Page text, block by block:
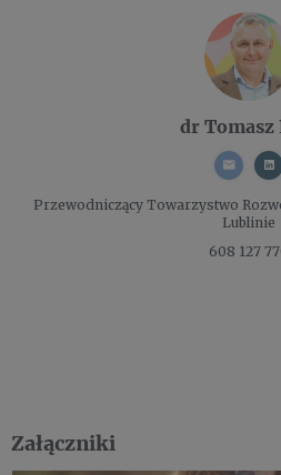
dr Tomasz
Przewodniczący Towarzystwo
Lublinie
608 127
Załączniki